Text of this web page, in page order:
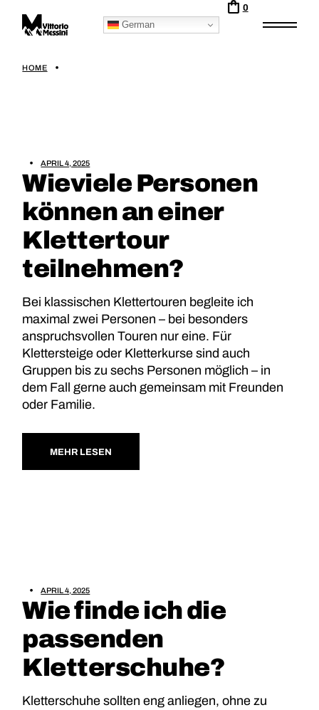
German
0
HOME
APRIL 4, 2025
Wieviele Personen
können an einer
Klettertour
teilnehmen?
Bei klassischen Klettertouren begleite ich
maximal zwei Personen – bei besonders
anspruchsvollen Touren nur eine. Für
Klettersteige oder Kletterkurse sind auch
Gruppen bis zu sechs Personen möglich – in
dem Fall gerne auch gemeinsam mit Freunden
oder Familie.
MEHR LESEN
APRIL 4, 2025
Wie finde ich die
passenden
Kletterschuhe?
Kletterschuhe sollten eng anliegen, ohne zu